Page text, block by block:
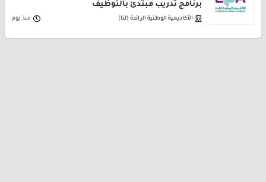
برنامج تدريب مبتدئ بالتوظيف
الأكاديمية الوطنية الرائدة (لنا) منذ يوم